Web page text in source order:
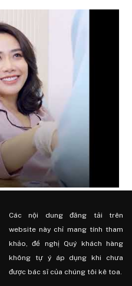
Các nội dung đăng tải trên
website này chỉ mang tính tham
khảo, đề nghị Quý khách hàng
không tự ý áp dụng khi chưa
được bác sĩ của chúng tôi kê toa.